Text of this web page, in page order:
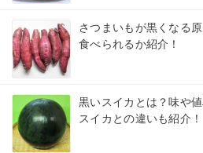
さつまいもが黒くなる
食べられるか紹介！
黒いスイカとは？味や
スイカとの違いも紹介！